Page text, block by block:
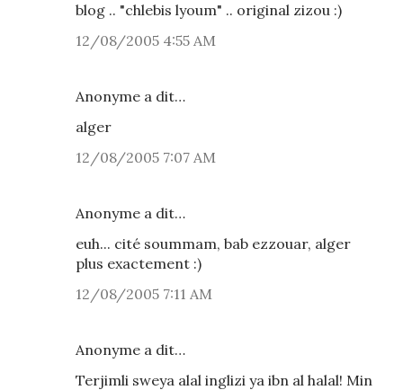
blog .. "chlebis lyoum" .. original zizou :)
12/08/2005 4:55 AM
Anonyme a dit…
alger
12/08/2005 7:07 AM
Anonyme a dit…
euh... cité soummam, bab ezzouar, alger
plus exactement :)
12/08/2005 7:11 AM
Anonyme a dit…
Terjimli sweya alal inglizi ya ibn al halal! Min